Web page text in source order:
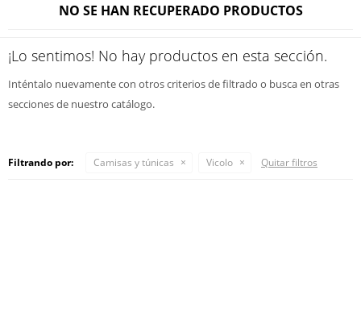
NO SE HAN RECUPERADO PRODUCTOS
¡Lo sentimos! No hay productos en esta sección.
Inténtalo nuevamente con otros criterios de filtrado o busca en otras
secciones de nuestro catálogo.
Filtrando por: Camisas y túnicas Vicolo Quitar filtros